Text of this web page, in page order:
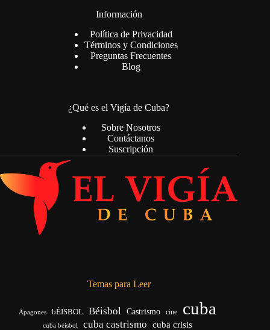
Información
Política de Privacidad
Términos y Condiciones
Preguntas Frecuentes
Blog
¿Qué es el Vigía de Cuba?
Sobre Nosotros
Contáctanos
Suscripción
Temas para Leer
Apagones bÉISBOL Béisbol Castrismo cine cuba
cuba béisbol cuba castrismo cuba crisis